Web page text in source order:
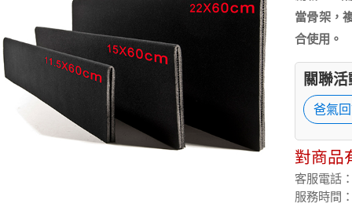
當骨架，
合使用。
關聯
爸氣
對商品
客服電話
服務時間